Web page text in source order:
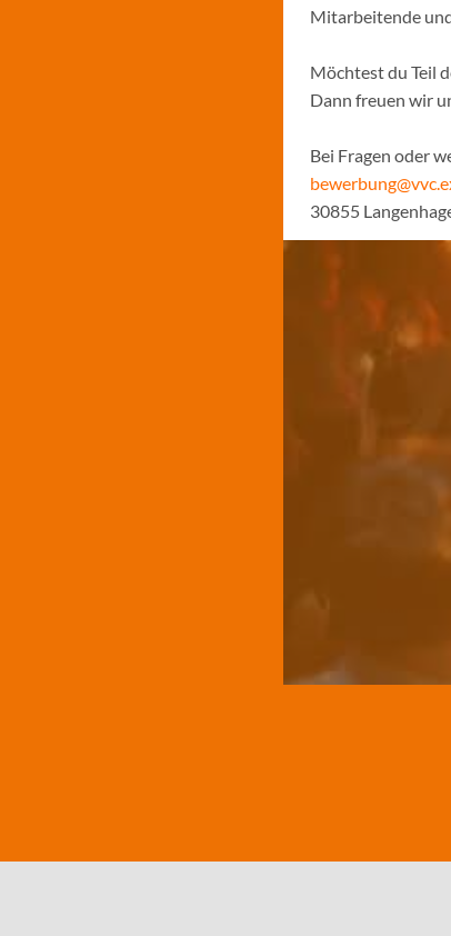
Mitarbeitende
Möchtest du Teil
Dann freuen wir
Bei Fragen oder
30855